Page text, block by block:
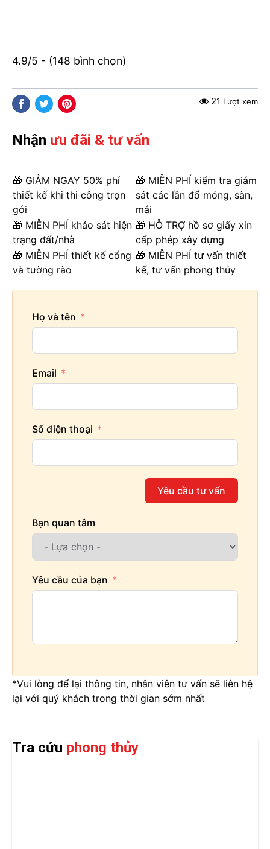
4.9/5 - (148 bình chọn)
21 Lượt xem
Nhận ưu đãi & tư vấn
🎁 GIẢM NGAY 50% phí
thiết kế khi thi công trọn
gói
🎁 MIỄN PHÍ kiểm tra giám
sát các lần đổ móng, sàn,
mái
🎁 MIỄN PHÍ khảo sát hiện
trạng đất/nhà
🎁 HỖ TRỢ hồ sơ giấy xin
cấp phép xây dựng
🎁 MIỄN PHÍ thiết kế cổng
và tường rào
🎁 MIỄN PHÍ tư vấn thiết
kế, tư vấn phong thủy
Họ và tên
Email
Số điện thoại
Yêu cầu tư vấn
Bạn quan tâm
Yêu cầu của bạn
*Vui lòng để lại thông tin, nhân viên tư vấn sẽ liên hệ
lại với quý khách trong thời gian sớm nhất
Tra cứu phong thủy